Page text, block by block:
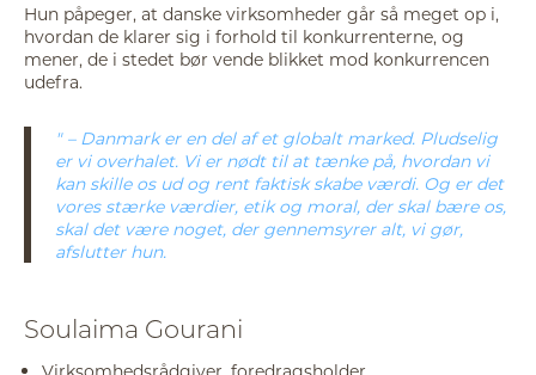
Hun påpeger, at danske virksomheder går så meget op i,
hvordan de klarer sig i forhold til konkurrenterne, og
mener, de i stedet bør vende blikket mod konkurrencen
udefra.
– Danmark er en del af et globalt marked. Pludselig
er vi overhalet. Vi er nødt til at tænke på, hvordan vi
kan skille os ud og rent faktisk skabe værdi. Og er det
vores stærke værdier, etik og moral, der skal bære os,
skal det være noget, der gennemsyrer alt, vi gør,
afslutter hun.
Soulaima Gourani